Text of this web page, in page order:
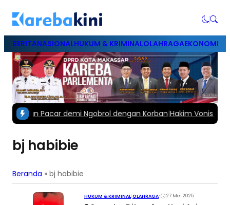
BERITANASIONALHUKUM & KRIMINALOLAHRAGAEKONOMI &
Pacar demi Ngobrol dengan Korban|Hakim Vonis
bj habibie
Beranda » bj habibie
HUKUM & KRIMINAL|OLAHRAGA• 27 Mei 2025